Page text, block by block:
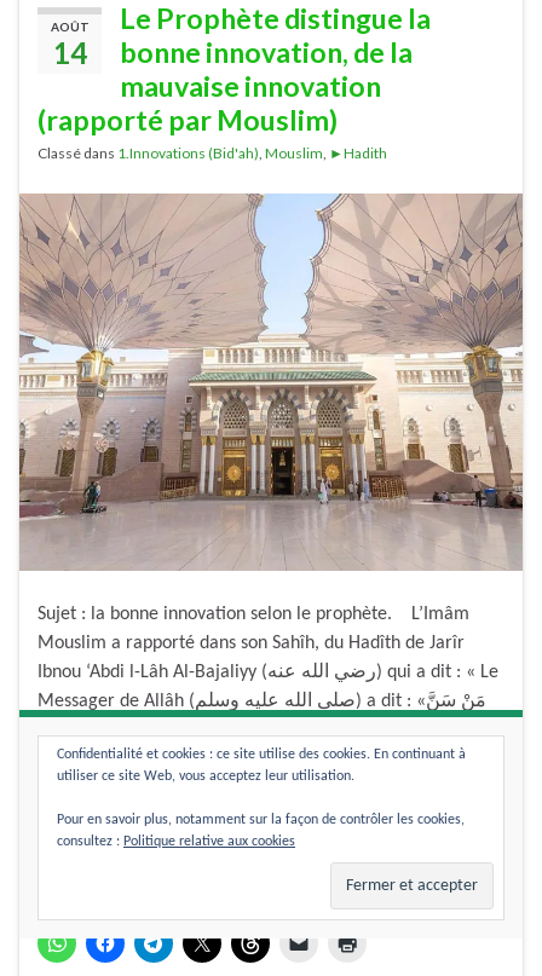
AOÛT
14
Le Prophète distingue la
bonne innovation, de la
mauvaise innovation
(rapporté par Mouslim)
Classé dans 1.Innovations (Bid'ah), Mouslim, ►Hadith
Sujet : la bonne innovation selon le prophète. L’Imâm
Mouslim a rapporté dans son Sahîh, du Hadîth de Jarîr
Ibnou ‘Abdi l-Lâh Al-Bajaliyy (رضي الله عنه) qui a dit : « Le
Messager de Allâh (صلى الله عليه وسلم) a dit : «مَنْ سَنَّ
فِى الإِسْلامِ سُنَّةً حَسَنَةً فَلَهُ أَجْرُهَا وَأَجْرُ مَنْ عَمِلَ بِهَا بَعْدَهُ مِنْ
Lire la suite
Confidentialité et cookies : ce site utilise des cookies. En continuant à
utiliser ce site Web, vous acceptez leur utilisation.
Pour en savoir plus, notamment sur la façon de contrôler les cookies,
consultez : Politique relative aux cookies